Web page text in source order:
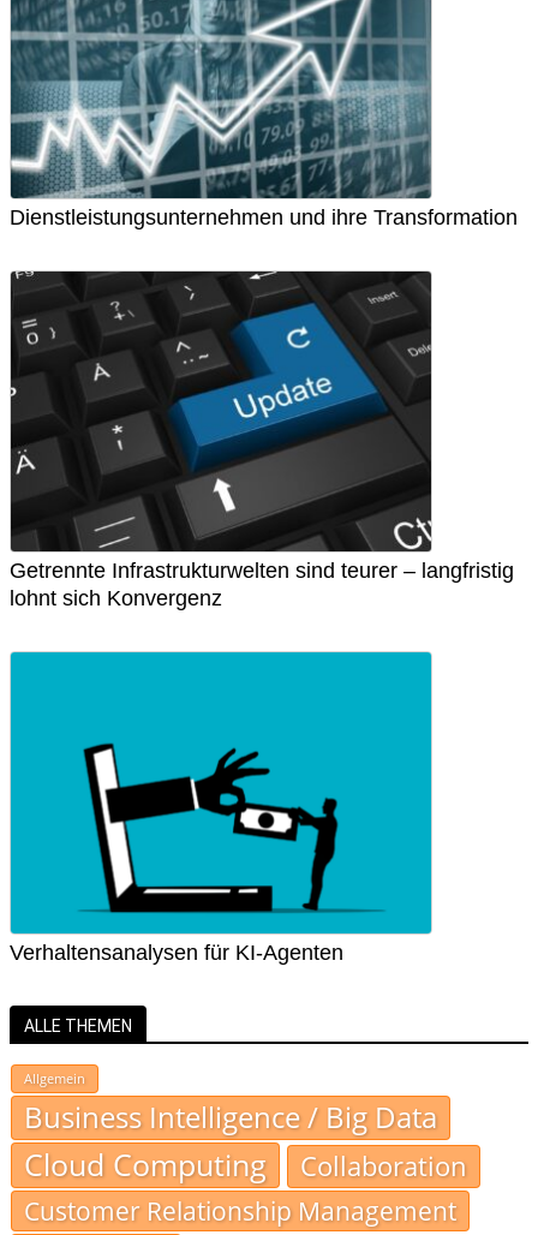
Dienstleistungsunternehmen und ihre Transformation
Getrennte Infrastrukturwelten sind teurer – langfristig
lohnt sich Konvergenz
Verhaltensanalysen für KI-Agenten
ALLE THEMEN
Allgemein
Business Intelligence / Big Data
Cloud Computing Collaboration
Customer Relationship Management